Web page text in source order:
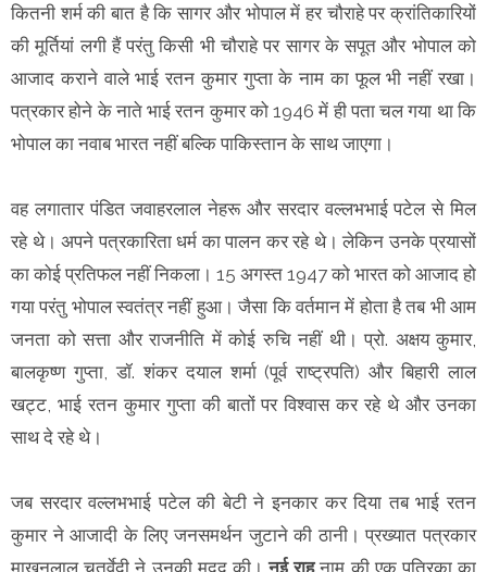
कितनी शर्म की बात है कि सागर और भोपाल में हर चौराहे पर क्रांतिकारियों
की मूर्तियां लगी हैं परंतु किसी भी चौराहे पर सागर के सपूत और भोपाल को
आजाद कराने वाले भाई रतन कुमार गुप्ता के नाम का फूल भी नहीं रखा।
पत्रकार होने के नाते भाई रतन कुमार को 1946 में ही पता चल गया था कि
भोपाल का नवाब भारत नहीं बल्कि पाकिस्तान के साथ जाएगा।
वह लगातार पंडित जवाहरलाल नेहरू और सरदार वल्लभभाई पटेल से मिल
रहे थे। अपने पत्रकारिता धर्म का पालन कर रहे थे। लेकिन उनके प्रयासों
का कोई प्रतिफल नहीं निकला। 15 अगस्त 1947 को भारत को आजाद हो
गया परंतु भोपाल स्वतंत्र नहीं हुआ। जैसा कि वर्तमान में होता है तब भी आम
जनता को सत्ता और राजनीति में कोई रुचि नहीं थी। प्रो. अक्षय कुमार,
बालकृष्ण गुप्ता, डॉ. शंकर दयाल शर्मा (पूर्व राष्ट्रपति) और बिहारी लाल
खट्ट, भाई रतन कुमार गुप्ता की बातों पर विश्वास कर रहे थे और उनका
साथ दे रहे थे।
जब सरदार वल्लभभाई पटेल की बेटी ने इनकार कर दिया तब भाई रतन
कुमार ने आजादी के लिए जनसमर्थन जुटाने की ठानी। प्रख्यात पत्रकार
माखनलाल चतुर्वेदी ने उनकी मदद की।नई राहनाम की एक पत्रिका का